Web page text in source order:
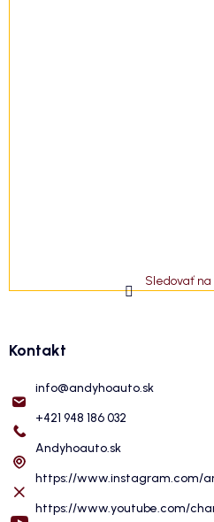
Sledovať
Kontakt
info@andyhoauto.sk
+421 948 186 032
Andyhoauto.sk
https://www.instagram.com/
https://www.youtube.com/